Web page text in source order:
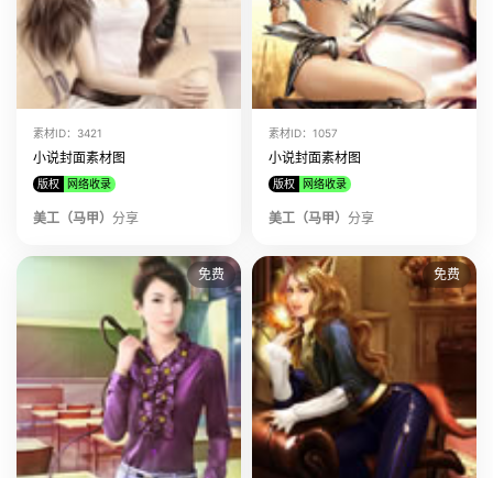
该美工上传了
小说封面素材图 素材ID:10803
该美工上传了
小说封面素材图 素材ID:10802
该美工上传了小说封面素材图 素材ID:10797
该美工上传了
小说封面素材图 素材ID:10792
该美工上传了
小说封面素材图 素材ID:10791
该美工上传了小说封面素材图 素材ID:9030
素材ID：3421
小说封面素材图
版权 网络收录
美工（马甲） 分享
素材ID：1057
小说封面素材图
版权 网络收录
美工（马甲） 分享
免费 免费